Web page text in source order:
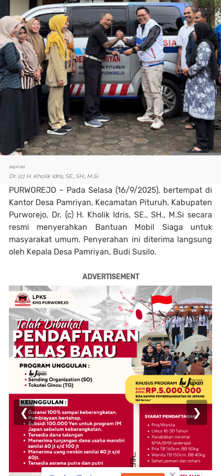
aspirasi
Dr. (c) H. Kholik Idris, SE., SH., M.Si
PURWOREJO – Pada Selasa (16/9/2025), bertempat di
Kantor Desa Pamriyan, Kecamatan Pituruh, Kabupaten
Purworejo, Dr. (c) H. Kholik Idris, SE., SH., M.Si secara
resmi menyerahkan Bantuan Mobil Siaga untuk
masyarakat umum. Penyerahan ini diterima langsung
oleh Kepala Desa Pamriyan, Budi Susilo.
ADVERTISEMENT
❮ ❯